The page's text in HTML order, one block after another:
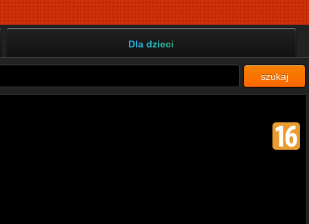
Dla dzieci
szukaj